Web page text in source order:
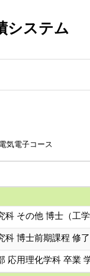
システム
気電子コース
科 その他 博士（工
科 博士前期課程 修
応用理化学科 卒業